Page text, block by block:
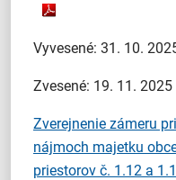
Vyvesené: 31. 10.
Zvesené: 19. 11. 2025
Zverejnenie zámeru
nájmoch majetku
priestorov č. 1.12 a